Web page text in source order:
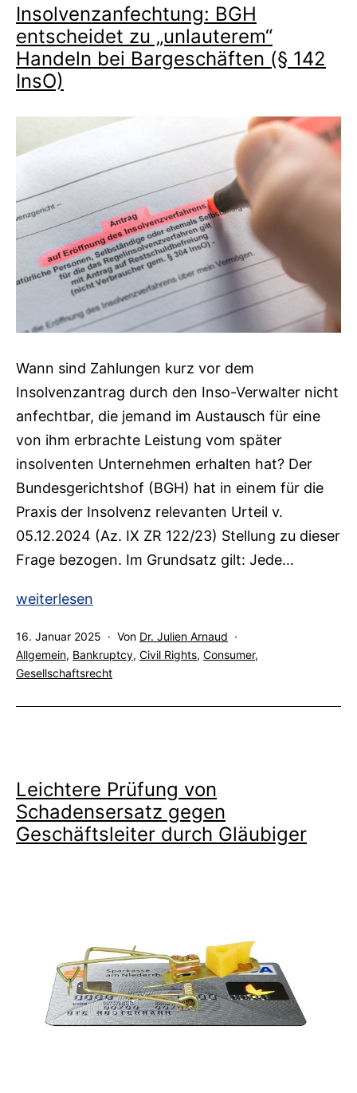
Insolvenzanfechtung: BGH
entscheidet zu „unlauterem“
Handeln bei Bargeschäften (§ 142
InsO)
Wann sind Zahlungen kurz vor dem
Insolvenzantrag durch den Inso-Verwalter nicht
anfechtbar, die jemand im Austausch für eine
von ihm erbrachte Leistung vom später
insolventen Unternehmen erhalten hat? Der
Bundesgerichtshof (BGH) hat in einem für die
Praxis der Insolvenz relevanten Urteil v.
05.12.2024 (Az. IX ZR 122/23) Stellung zu dieser
Frage bezogen. Im Grundsatz gilt: Jede…
Insolvenzanfechtung:
entscheidet
zu
Handeln
142
InsO)
weiterlesen
Veröffentlicht
am
16. Januar 2025 Von Dr. Julien Arnaud
Kategorisiert
als
Allgemein, Bankruptcy, Civil Rights, Consumer,
Gesellschaftsrecht
Leichtere Prüfung von
Schadensersatz gegen
Geschäftsleiter durch Gläubiger